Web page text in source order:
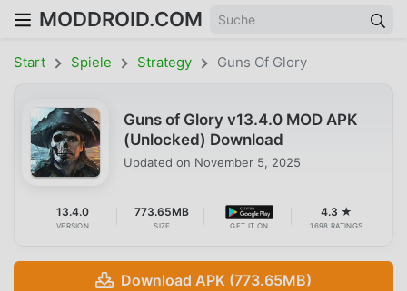
MODDROID.COM
Start Spiele Strategy Guns Of Glory
Guns of Glory v13.4.0 MOD APK
(Unlocked) Download
Updated on November 5, 2025
13.4.0
VERSION
773.65MB
SIZE GET IT ON
4.3 ★
1698 RATINGS
Download APK (773.65MB)